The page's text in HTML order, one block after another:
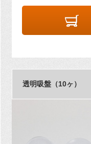
透明吸盤（10ヶ）